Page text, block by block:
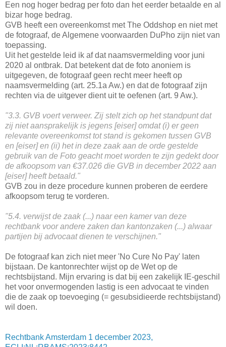
Een nog hoger bedrag per foto dan het eerder betaalde en al
bizar hoge bedrag.
GVB heeft een overeenkomst met The Oddshop en niet met
de fotograaf, de Algemene voorwaarden DuPho zijn niet van
toepassing.
Uit het gestelde leid ik af dat naamsvermelding voor juni
2020 al ontbrak. Dat betekent dat de foto anoniem is
uitgegeven, de fotograaf geen recht meer heeft op
naamsvermelding (art. 25.1a Aw.) en dat de fotograaf zijn
rechten via de uitgever dient uit te oefenen (art. 9 Aw.).
"3.3. GVB voert verweer. Zij stelt zich op het standpunt dat
zij niet aansprakelijk is jegens [eiser] omdat (i) er geen
relevante overeenkomst tot stand is gekomen tussen GVB
en [eiser] en (ii) het in deze zaak aan de orde gestelde
gebruik van de Foto geacht moet worden te zijn gedekt door
de afkoopsom van €37.026 die GVB in december 2022 aan
[eiser] heeft betaald."
GVB zou in deze procedure kunnen proberen de eerdere
afkoopsom terug te vorderen.
"5.4. verwijst de zaak (...) naar een kamer van deze
rechtbank voor andere zaken dan kantonzaken (...) alwaar
partijen bij advocaat dienen te verschijnen."
De fotograaf kan zich niet meer 'No Cure No Pay' laten
bijstaan. De kantonrechter wijst op de Wet op de
rechtsbijstand. Mijn ervaring is dat bij een zakelijk IE-geschil
het voor onvermogenden lastig is een advocaat te vinden
die de zaak op toevoeging (= gesubsidieerde rechtsbijstand)
wil doen.
Rechtbank Amsterdam 1 december 2023,